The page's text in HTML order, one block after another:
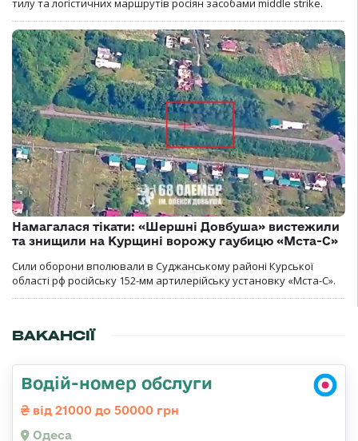
тилу та логістичних маршрутів росіян засобами middle strike.
Намагалася тікати: «Шершні Довбуша» вистежили
та знищили на Курщині ворожу гаубицю «Мста-С»
Сили оборони вполювали в Суджанському районі Курської
області рф російську 152-мм артилерійську установку «Мста-С».
ВАКАНСІЇ
Водій-номер обслуги
від 21000 до 50000 грн
Одеса